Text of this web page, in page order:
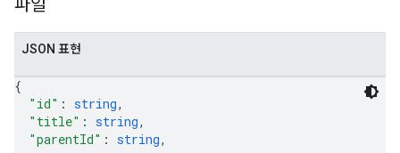
파일
JSON 표현
{
"id" : string,
"title" : string,
"parentId" : string,